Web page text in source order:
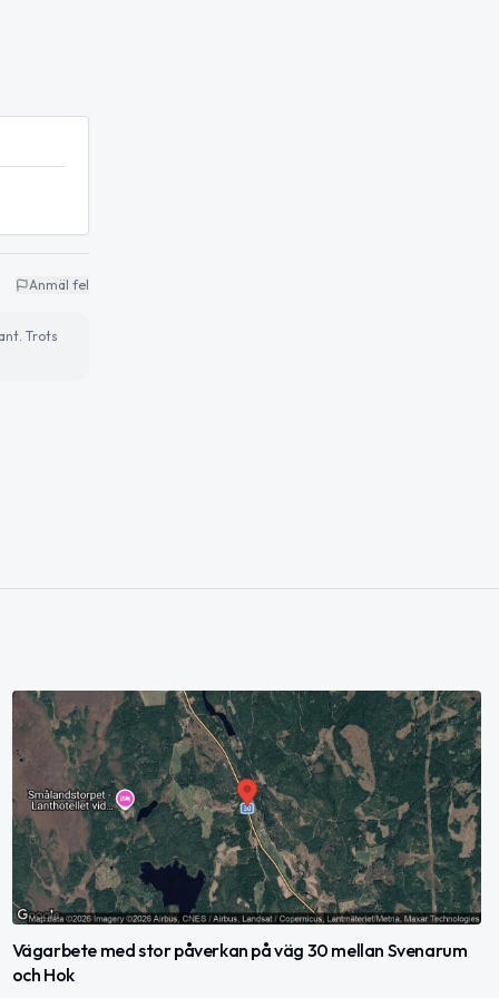
Anmäl fel
Trots
Vägarbete med stor påverkan på väg 30 mellan Svenarum
och Hok